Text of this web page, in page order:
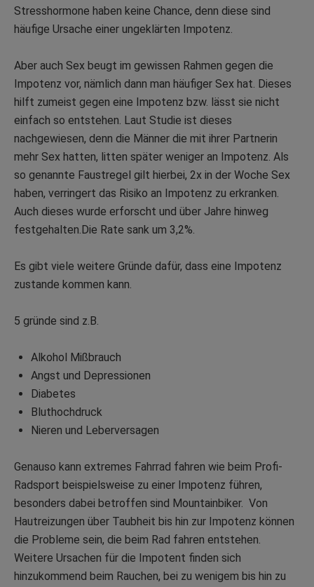
Stresshormone haben keine Chance, denn diese sind
häufige Ursache einer ungeklärten Impotenz.
Aber auch Sex beugt im gewissen Rahmen gegen die
Impotenz vor, nämlich dann man häufiger Sex hat. Dieses
hilft zumeist gegen eine Impotenz bzw. lässt sie nicht
einfach so entstehen. Laut Studie ist dieses
nachgewiesen, denn die Männer die mit ihrer Partnerin
mehr Sex hatten, litten später weniger an Impotenz. Als
so genannte Faustregel gilt hierbei, 2x in der Woche Sex
haben, verringert das Risiko an Impotenz zu erkranken.
Auch dieses wurde erforscht und über Jahre hinweg
festgehalten.Die Rate sank um 3,2%.
Es gibt viele weitere Gründe dafür, dass eine Impotenz
zustande kommen kann.
5 gründe sind z.B.
Alkohol Mißbrauch
Angst und Depressionen
Diabetes
Bluthochdruck
Nieren und Leberversagen
Genauso kann extremes Fahrrad fahren wie beim Profi-
Radsport beispielsweise zu einer Impotenz führen,
besonders dabei betroffen sind Mountainbiker. Von
Hautreizungen über Taubheit bis hin zur Impotenz können
die Probleme sein, die beim Rad fahren entstehen.
Weitere Ursachen für die Impotent finden sich
hinzukommend beim Rauchen, bei zu wenigem bis hin zu